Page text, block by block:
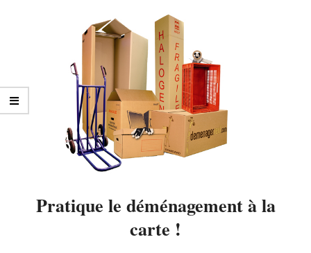
Pratique le déménagement à la
carte !